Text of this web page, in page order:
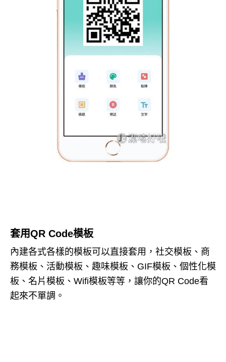
套用QR Code模板
內建各式各樣的模板可以直接套用，社交模板、商
務模板、活動模板、趣味模板、GIF模板、個性化模
板、名片模板、Wifi模板等等，讓你的QR Code看
起來不單調。